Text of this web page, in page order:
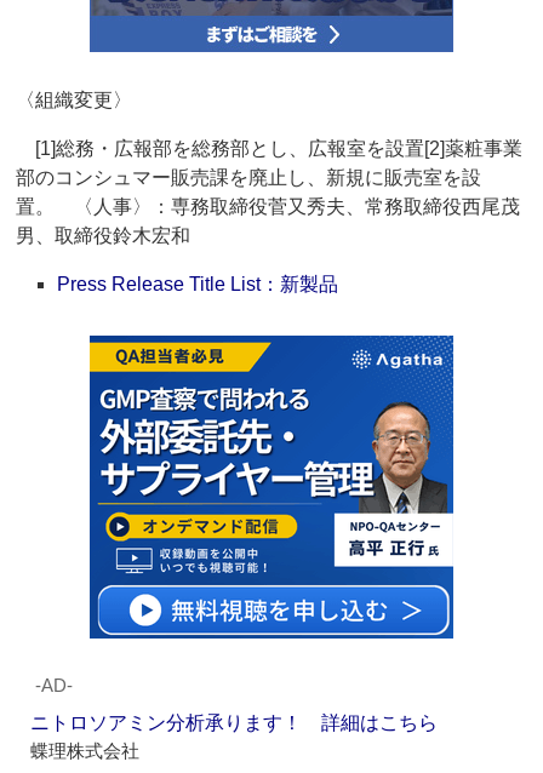
〈組織変更〉
[1]総務・広報部を総務部とし、広報室を設置[2]薬粧事業
部のコンシュマー販売課を廃止し、新規に販売室を設
置。 〈人事〉：専務取締役菅又秀夫、常務取締役西尾茂
男、取締役鈴木宏和
Press Release Title List：新製品
‐AD‐
ニトロソアミン分析承ります！ 詳細はこちら
蝶理株式会社